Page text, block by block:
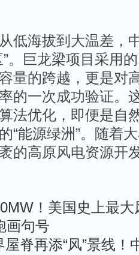
低海拔到大温差，
”。巨龙梁项目采用
量的跨越，更是对
的一次成功验证。
法优化，即便是自
“能源绿洲”。随着
的高原风电资源开
！美国史上最
画句号
屋脊再添“风”景线！